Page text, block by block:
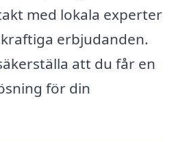
med lokala experter
erbjudanden.
att du får en
för din